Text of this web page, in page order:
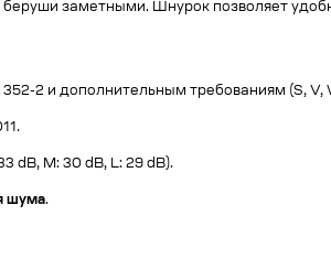
заметными. Шнурок позволяет
2 и дополнительным требованиям (S, V,
dB, M: 30 dB, L: 29 dB).
шума.